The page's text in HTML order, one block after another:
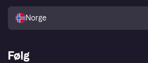
Norge
Følg